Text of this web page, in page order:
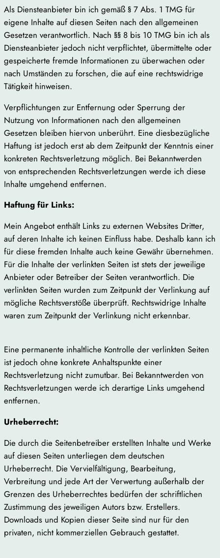
Als Diensteanbieter bin ich gemäß § 7 Abs. 1 TMG für
eigene Inhalte auf diesen Seiten nach den allgemeinen
Gesetzen verantwortlich. Nach §§ 8 bis 10 TMG bin ich als
Diensteanbieter jedoch nicht verpflichtet, übermittelte oder
gespeicherte fremde Informationen zu überwachen oder
nach Umständen zu forschen, die auf eine rechtswidrige
Tätigkeit hinweisen.
Verpflichtungen zur Entfernung oder Sperrung der
Nutzung von Informationen nach den allgemeinen
Gesetzen bleiben hiervon unberührt. Eine diesbezügliche
Haftung ist jedoch erst ab dem Zeitpunkt der Kenntnis einer
konkreten Rechtsverletzung möglich. Bei Bekanntwerden
von entsprechenden Rechtsverletzungen werde ich diese
Inhalte umgehend entfernen.
Haftung für Links:
Mein Angebot enthält Links zu externen Websites Dritter,
auf deren Inhalte ich keinen Einfluss habe. Deshalb kann ich
für diese fremden Inhalte auch keine Gewähr übernehmen.
Für die Inhalte der verlinkten Seiten ist stets der jeweilige
Anbieter oder Betreiber der Seiten verantwortlich. Die
verlinkten Seiten wurden zum Zeitpunkt der Verlinkung auf
mögliche Rechtsverstöße überprüft. Rechtswidrige Inhalte
waren zum Zeitpunkt der Verlinkung nicht erkennbar.
Eine permanente inhaltliche Kontrolle der verlinkten Seiten
ist jedoch ohne konkrete Anhaltspunkte einer
Rechtsverletzung nicht zumutbar. Bei Bekanntwerden von
Rechtsverletzungen werde ich derartige Links umgehend
entfernen.
Urheberrecht:
Die durch die Seitenbetreiber erstellten Inhalte und Werke
auf diesen Seiten unterliegen dem deutschen
Urheberrecht. Die Vervielfältigung, Bearbeitung,
Verbreitung und jede Art der Verwertung außerhalb der
Grenzen des Urheberrechtes bedürfen der schriftlichen
Zustimmung des jeweiligen Autors bzw. Erstellers.
Downloads und Kopien dieser Seite sind nur für den
privaten, nicht kommerziellen Gebrauch gestattet.